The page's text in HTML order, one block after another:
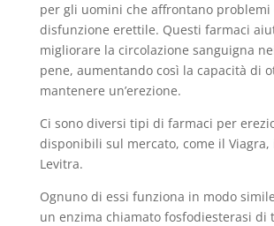
per gli uomini che affrontano problemi
disfunzione erettile. Questi farmaci
migliorare la circolazione sanguigna
pene, aumentando così la capacità di
mantenere un’erezione.
Ci sono diversi tipi di farmaci per
disponibili sul mercato, come il Viagra,
Levitra.
Ognuno di essi funziona in modo
un enzima chiamato fosfodiesterasi di